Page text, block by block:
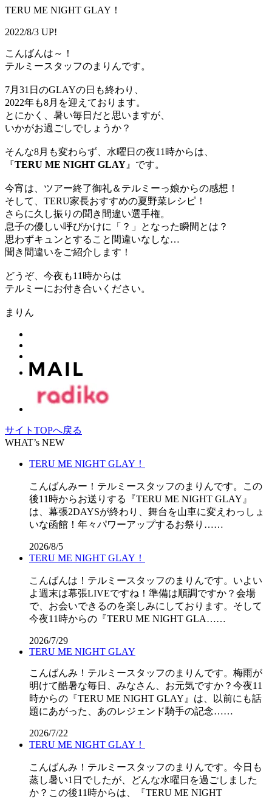
TERU ME NIGHT GLAY！
2022/8/3 UP!
こんばんは～！
テルミースタッフのまりんです。
7月31日のGLAYの日も終わり、
2022年も8月を迎えております。
とにかく、暑い毎日だと思いますが、
いかがお過ごしでしょうか？
そんな8月も変わらず、水曜日の夜11時からは、
『TERU ME NIGHT GLAY 』です。
今宵は、ツアー終了御礼＆テルミーっ娘からの感想！
そして、TERU家長おすすめの夏野菜レシピ！
さらに久し振りの聞き間違い選手権。
息子の優しい呼びかけに「？」となった瞬間とは？
思わずキュンとすること間違いなしな…
聞き間違いをご紹介します！
どうぞ、今夜も11時からは
テルミーにお付き合いください。
まりん
サイトTOPへ戻る
WHAT’s NEW
TERU ME NIGHT GLAY！
こんばんみー！テルミースタッフのまりんです。この
後11時からお送りする『TERU ME NIGHT GLAY』
は、幕張2DAYSが終わり、舞台を山車に変えわっしょ
いな函館！年々パワーアップするお祭り……
2026/8/5
TERU ME NIGHT GLAY！
こんばんは！テルミースタッフのまりんです。いよい
よ週末は幕張LIVEですね！準備は順調ですか？会場
で、お会いできるのを楽しみにしております。そして
今夜11時からの『TERU ME NIGHT GLA……
2026/7/29
TERU ME NIGHT GLAY
こんばんみ！テルミースタッフのまりんです。梅雨が
明けて酷暑な毎日、みなさん、お元気ですか？今夜11
時からの『TERU ME NIGHT GLAY』は、以前にも話
題にあがった、あのレジェンド騎手の記念……
2026/7/22
TERU ME NIGHT GLAY！
こんばんみ！テルミースタッフのまりんです。今日も
蒸し暑い1日でしたが、どんな水曜日を過ごしました
か？この後11時からは、『TERU ME NIGHT